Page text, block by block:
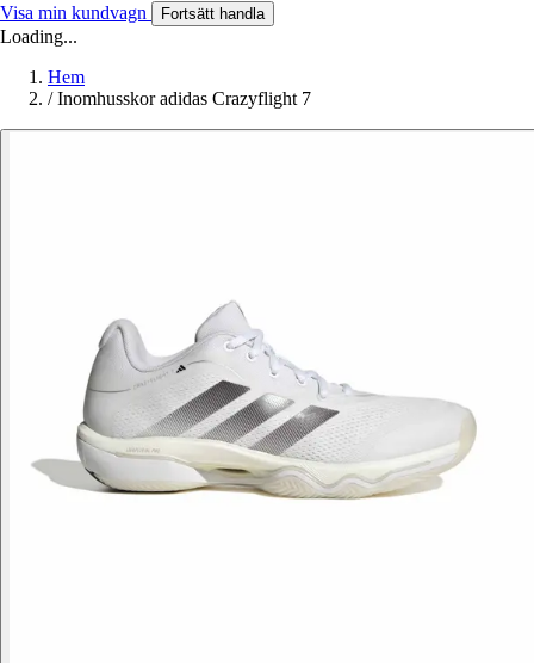
Visa min kundvagn Fortsätt handla
Loading...
Hem
/ Inomhusskor adidas Crazyflight 7